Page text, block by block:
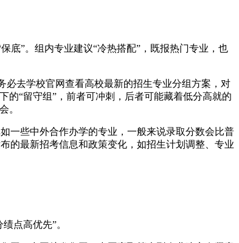
底”。组内专业建议“冷热搭配”，既报热门专业，也
必去学校官网查看高校最新的招生专业分组方案，对
的“留守组”，前者可冲刺，后者可能藏着低分高就的
。
一些中外合作办学的专业，一般来说录取分数会比普
的最新招考信息和政策变化，如招生计划调整、专业
点高优先”。